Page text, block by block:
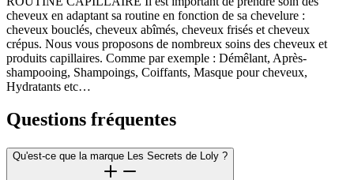
cheveux en adaptant sa routine en fonction de sa chevelure :
cheveux bouclés, cheveux abîmés, cheveux frisés et cheveux
crépus. Nous vous proposons de nombreux soins des cheveux et
produits capillaires. Comme par exemple : Démêlant, Après-
shampooing, Shampoings, Coiffants, Masque pour cheveux,
Hydratants etc…
Questions fréquentes
Qu'est-ce que la marque Les Secrets de Loly ?